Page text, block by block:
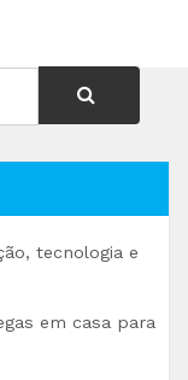
tecnologia e
em casa para